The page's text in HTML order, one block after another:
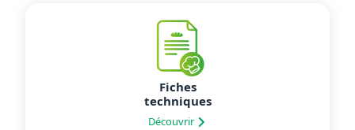
Fiches
techniques
Découvrir